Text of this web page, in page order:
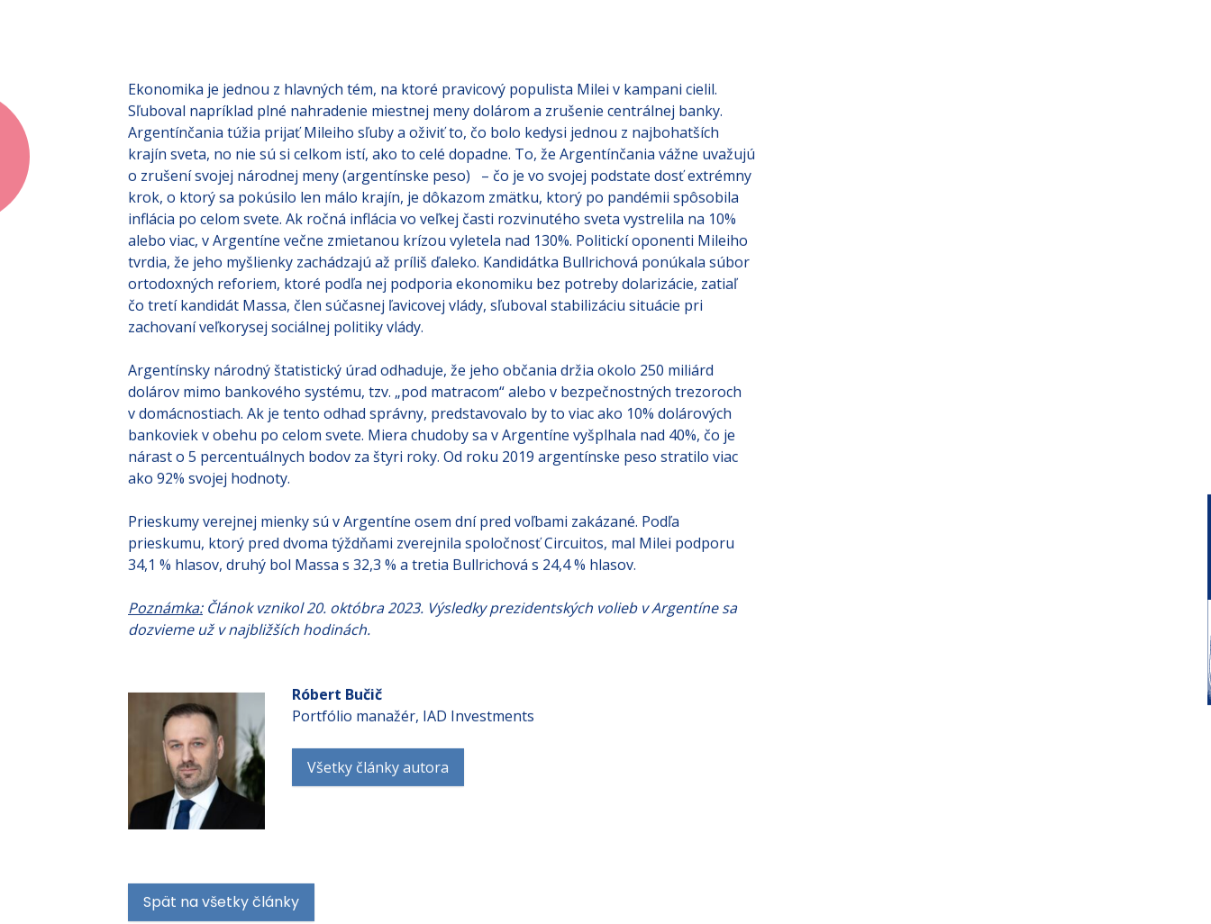
Ekonomika je jednou z hlavných tém, na ktoré pravicový populista Milei v kampani cielil.
Sľuboval napríklad plné nahradenie miestnej meny dolárom a zrušenie centrálnej banky.
Argentínčania túžia prijať Mileiho sľuby a oživiť to, čo bolo kedysi jednou z najbohatších
krajín sveta, no nie sú si celkom istí, ako to celé dopadne. To, že Argentínčania vážne uvažujú
o zrušení svojej národnej meny (argentínske peso) – čo je vo svojej podstate dosť extrémny
krok, o ktorý sa pokúsilo len málo krajín, je dôkazom zmätku, ktorý po pandémii spôsobila
inflácia po celom svete. Ak ročná inflácia vo veľkej časti rozvinutého sveta vystrelila na 10%
alebo viac, v Argentíne večne zmietanou krízou vyletela nad 130%. Politickí oponenti Mileiho
tvrdia, že jeho myšlienky zachádzajú až príliš ďaleko. Kandidátka Bullrichová ponúkala súbor
ortodoxných reforiem, ktoré podľa nej podporia ekonomiku bez potreby dolarizácie, zatiaľ
čo tretí kandidát Massa, člen súčasnej ľavicovej vlády, sľuboval stabilizáciu situácie pri
zachovaní veľkorysej sociálnej politiky vlády.
Argentínsky národný štatistický úrad odhaduje, že jeho občania držia okolo 250 miliárd
dolárov mimo bankového systému, tzv. „pod matracom“ alebo v bezpečnostných trezoroch
v domácnostiach. Ak je tento odhad správny, predstavovalo by to viac ako 10% dolárových
bankoviek v obehu po celom svete. Miera chudoby sa v Argentíne vyšplhala nad 40%, čo je
nárast o 5 percentuálnych bodov za štyri roky. Od roku 2019 argentínske peso stratilo viac
ako 92% svojej hodnoty.
Prieskumy verejnej mienky sú v Argentíne osem dní pred voľbami zakázané. Podľa
prieskumu, ktorý pred dvoma týždňami zverejnila spoločnosť Circuitos, mal Milei podporu
34,1 % hlasov, druhý bol Massa s 32,3 % a tretia Bullrichová s 24,4 % hlasov.
Poznámka:Článok vznikol 20. októbra 2023. Výsledky prezidentských volieb v Argentíne sa
dozvieme už v najbližších hodinách.
Róbert Bučič
Portfólio manažér, IAD Investments
Všetky články autora
Spät na všetky články